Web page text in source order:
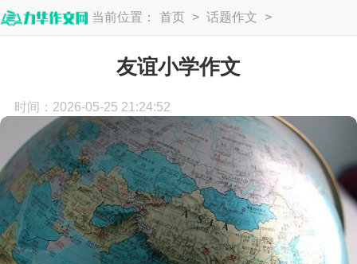
当前位置： 首页 > 话题作文 >
友谊小学作文
时间：2026-05-25 21:24:52